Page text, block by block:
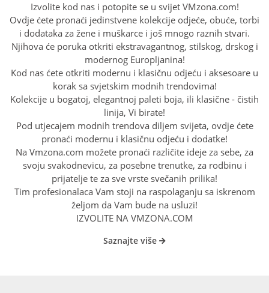
Izvolite kod nas i potopite se u svijet VMzona.com!
Ovdje ćete pronaći jedinstvene kolekcije odjeće, obuće, torbi
i dodataka za žene i muškarce i još mnogo raznih stvari.
Njihova će poruka otkriti ekstravagantnog, stilskog, drskog i
modernog Europljanina!
Kod nas ćete otkriti modernu i klasičnu odjeću i aksesoare u
korak sa svjetskim modnih trendovima!
Kolekcije u bogatoj, elegantnoj paleti boja, ili klasične - čistih
linija, Vi birate!
Pod utjecajem modnih trendova diljem svijeta, ovdje ćete
pronaći modernu i klasičnu odjeću i dodatke!
Na Vmzona.com možete pronaći različite ideje za sebe, za
svoju svakodnevicu, za posebne trenutke, za rodbinu i
prijatelje te za sve vrste svečanih prilika!
Tim profesionalaca Vam stoji na raspolaganju sa iskrenom
željom da Vam bude na usluzi!
IZVOLITE NA VMZONA.COM
Saznajte više